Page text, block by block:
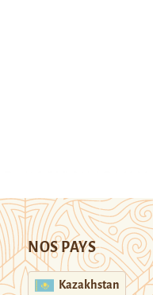
NOS PAYS
Kazakhstan